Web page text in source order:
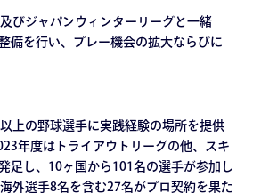
びジャパンウィンターリーグと一緒
備を行い、プレー機会の拡大ならびに
上の野球選手に実践経験の場所を提供
年度はトライアウトリーグの他、スキ
足し、10ヶ国から101名の選手が参加し
外選手8名を含む27名がプロ契約を果た